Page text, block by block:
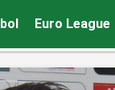
Euro League
geldi!